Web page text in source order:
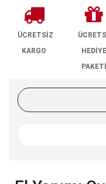
ÜCRETSİZ
KARGO
HEDİYE
PAKETİ